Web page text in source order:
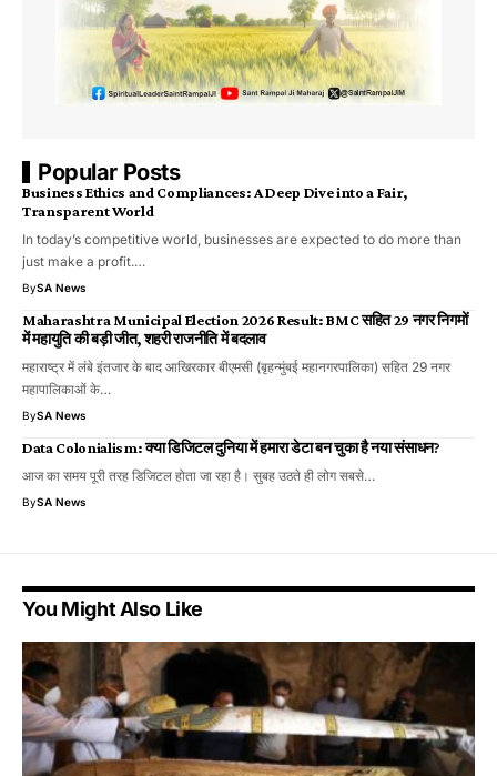
Popular Posts
Business Ethics and Compliances: A Deep Dive into a Fair,
Transparent World
In today’s competitive world, businesses are expected to do more than
just make a profit.…
BySA News
Maharashtra Municipal Election 2026 Result: BMC सहित 29 नगर निगमों
में महायुति की बड़ी जीत, शहरी राजनीति में बदलाव
महाराष्ट्र में लंबे इंतजार के बाद आखिरकार बीएमसी (बृहन्मुंबई महानगरपालिका) सहित 29 नगर
महापालिकाओं के…
BySA News
Data Colonialism: क्या डिजिटल दुनिया में हमारा डेटा बन चुका है नया संसाधन?
आज का समय पूरी तरह डिजिटल होता जा रहा है। सुबह उठते ही लोग सबसे…
BySA News
You Might Also Like